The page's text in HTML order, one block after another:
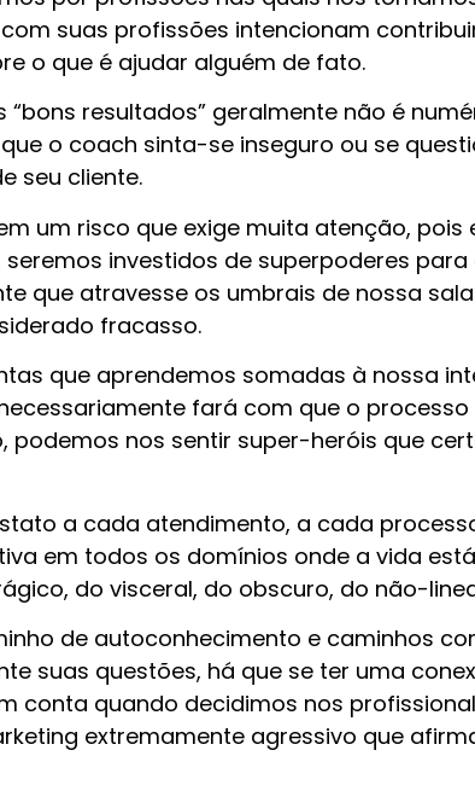
suas profissões intencionam
o que é ajudar alguém de fato.
resultados” geralmente não é
o coach sinta-se inseguro ou se
seu cliente.
um risco que exige muita atenção,
investidos de superpoderes
que atravesse os umbrais de nossa
fracasso.
que aprendemos somadas à nossa
fará com que o
podemos nos sentir super-heróis que
a cada atendimento, a cada
em todos os domínios onde a vida
do visceral, do obscuro, do não-
de autoconhecimento e caminhos
suas questões, há que se ter uma
conta quando decidimos nos
extremamente agressivo que